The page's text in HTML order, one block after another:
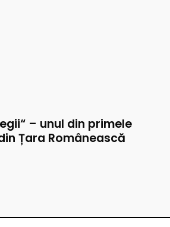
– unul din primele
Țara Românească